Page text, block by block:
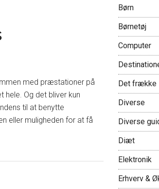
med præstationer på
hele. Og det bliver kun
til at benytte
eller muligheden for at få
Børn
Børnetøj
Computer
Det frække
Diverse
Diverse
Diæt
Elektronik
Erhverv &